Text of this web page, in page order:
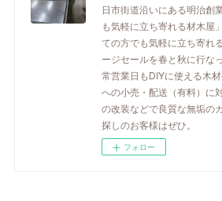
日市街道沿いにある明治創
も気軽に立ち寄れる材木屋
ての方でも気軽に立ち寄れ
ージセールを春と秋に行な
常営業日もDIYに使える木
への小売・配送（有料）に
の改装などで良質な無垢の
探しのお客様はぜひ。
フォロー